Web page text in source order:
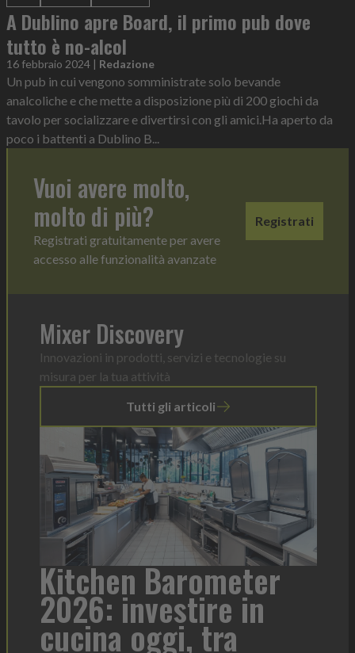
A Dublino apre Board, il primo pub dove
tutto è no-alcol
16 febbraio 2024 | Redazione
Un pub in cui vengono somministrate solo bevande
analcoliche e che mette a disposizione più di 200 giochi da
tavolo per socializzare e divertirsi con gli amici.Ha aperto da
poco i battenti a Dublino B...
Vuoi avere molto,
molto di più?
Registrati gratuitamente per avere
accesso alle funzionalità avanzate
Registrati
Mixer Discovery
Innovazioni in prodotti, servizi e tecnologie su
misura per la tua attività
Tutti gli articoli
in
tra
Heinz
formato per
contesto di